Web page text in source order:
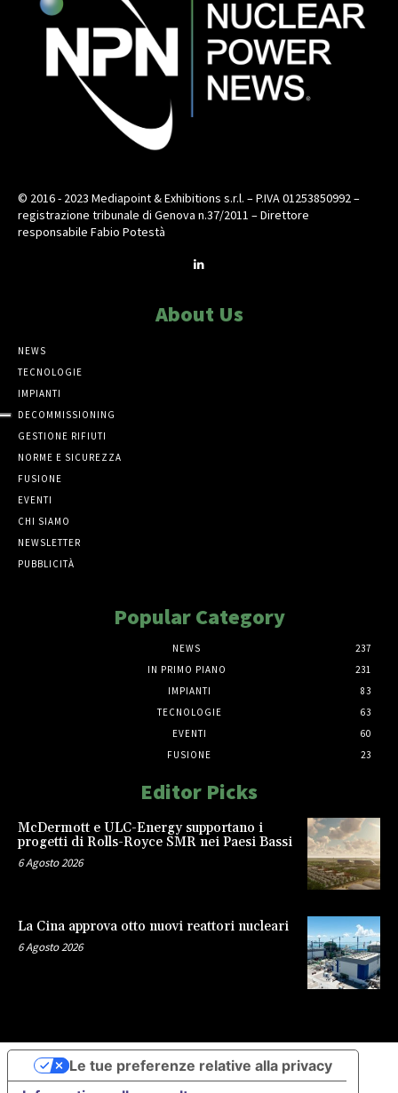
© 2016 - 2023 Mediapoint & Exhibitions s.r.l. – P.IVA 01253850992 –
registrazione tribunale di Genova n.37/2011 – Direttore
responsabile Fabio Potestà
About Us
NEWS
TECNOLOGIE
IMPIANTI
DECOMMISSIONING
GESTIONE RIFIUTI
NORME E SICUREZZA
FUSIONE
EVENTI
CHI SIAMO
NEWSLETTER
PUBBLICITÀ
Popular Category
NEWS
237
IN PRIMO PIANO
231
IMPIANTI
83
TECNOLOGIE
63
EVENTI
60
FUSIONE
23
Editor Picks
McDermott e ULC-Energy supportano i
progetti di Rolls-Royce SMR nei Paesi Bassi
6 Agosto 2026
La Cina approva otto nuovi reattori nucleari
6 Agosto 2026
Le tue preferenze relative alla privacy